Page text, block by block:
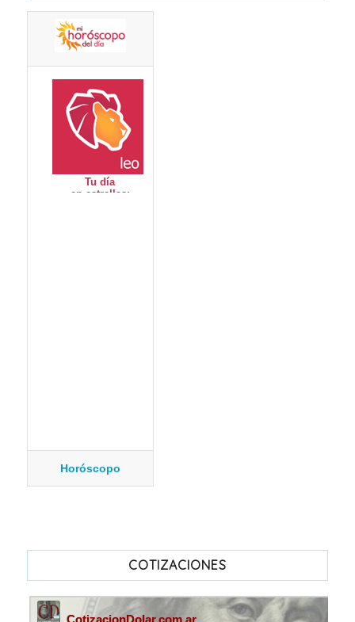
Horóscopo
COTIZACIONES